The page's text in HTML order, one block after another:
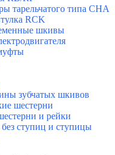
тарельчатого типа CHA
RCK
шкивы
зубчатых шкивов
шестерни
и рейки
ступиц и ступицы